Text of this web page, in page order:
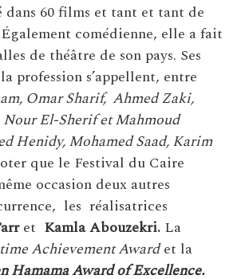
dans 60 films et tant et tant de
comédienne, elle a fait
de théâtre de son pays. Ses
profession s’appellent, entre
Omar Sharif, Ahmed Zaki,
Nour El-Sherif et Mahmoud
Henidy, Mohamed Saad, Karim
que le Festival du Caire
occasion deux autres
les réalisatrices
et Kamla Abouzekri. La
Achievement Awardet la
Hamama Award of Excellence.